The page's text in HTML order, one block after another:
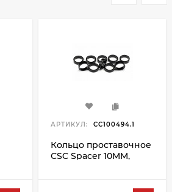
АРТИКУЛ: CC100494.1
Кольцо проставочное
СSC Spacer 10MM,